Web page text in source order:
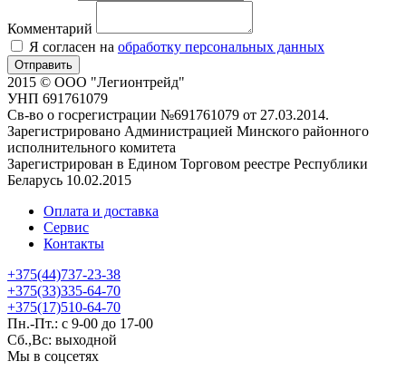
Комментарий
Я согласен на обработку персональных данных
Отправить
2015 © ООО "Легионтрейд"
УНП 691761079
Св-во о госрегистрации №691761079 от 27.03.2014.
Зарегистрировано Администрацией Минского районного
исполнительного комитета
Зарегистрирован в Едином Торговом реестре Республики
Беларусь 10.02.2015
Оплата и доставка
Сервис
Контакты
+375(44)737-23-38
+375(33)335-64-70
+375(17)510-64-70
Пн.-Пт.: с 9-00 до 17-00
Сб.,Вс: выходной
Мы в соцсетях